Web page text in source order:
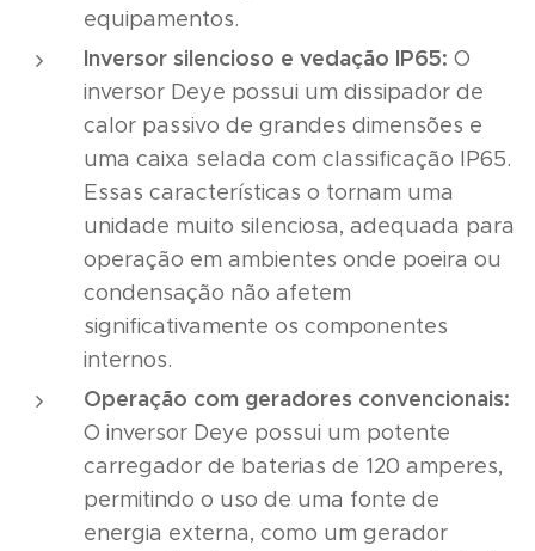
equipamentos.
Inversor silencioso e vedação IP65: O
inversor Deye possui um dissipador de
calor passivo de grandes dimensões e
uma caixa selada com classificação IP65.
Essas características o tornam uma
unidade muito silenciosa, adequada para
operação em ambientes onde poeira ou
condensação não afetem
significativamente os componentes
internos.
Operação com geradores convencionais:
O inversor Deye possui um potente
carregador de baterias de 120 amperes,
permitindo o uso de uma fonte de
energia externa, como um gerador